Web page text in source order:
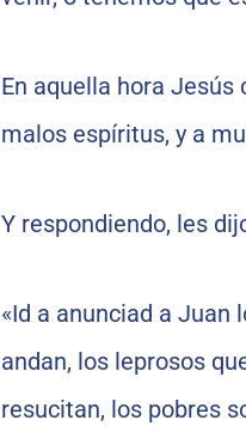
En aquella hora Jesús
malos espíritus, y a
Y respondiendo, les
«Id a anunciad a Juan
andan, los leprosos
resucitan, los pobres